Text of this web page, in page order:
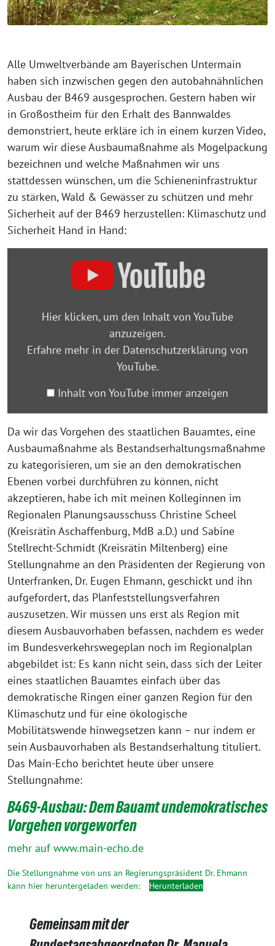
Alle Umweltverbände am Bayerischen Untermain
haben sich inzwischen gegen den autobahnähnlichen
Ausbau der B469 ausgesprochen. Gestern haben wir
in Großostheim für den Erhalt des Bannwaldes
demonstriert, heute erkläre ich in einem kurzen Video,
warum wir diese Ausbaumaßnahme als Mogelpackung
bezeichnen und welche Maßnahmen wir uns
stattdessen wünschen, um die Schieneninfrastruktur
zu stärken, Wald & Gewässer zu schützen und mehr
Sicherheit auf der B469 herzustellen: Klimaschutz und
Sicherheit Hand in Hand:
Wagener“
von
YouTube
anzeigen
Hier klicken, um den Inhalt von YouTube
anzuzeigen.
Erfahre mehr in der Datenschutzerklärung von
YouTube.
Inhalt von YouTube immer anzeigen
Da wir das Vorgehen des staatlichen Bauamtes, eine
Ausbaumaßnahme als Bestandserhaltungsmaßnahme
zu kategorisieren, um sie an den demokratischen
Ebenen vorbei durchführen zu können, nicht
akzeptieren, habe ich mit meinen Kolleginnen im
Regionalen Planungsausschuss Christine Scheel
(Kreisrätin Aschaffenburg, MdB a.D.) und Sabine
Stellrecht-Schmidt (Kreisrätin Miltenberg) eine
Stellungnahme an den Präsidenten der Regierung von
Unterfranken, Dr. Eugen Ehmann, geschickt und ihn
aufgefordert, das Planfeststellungsverfahren
auszusetzen. Wir müssen uns erst als Region mit
diesem Ausbauvorhaben befassen, nachdem es weder
im Bundesverkehrswegeplan noch im Regionalplan
abgebildet ist: Es kann nicht sein, dass sich der Leiter
eines staatlichen Bauamtes einfach über das
demokratische Ringen einer ganzen Region für den
Klimaschutz und für eine ökologische
Mobilitätswende hinwegsetzen kann – nur indem er
sein Ausbauvorhaben als Bestandserhaltung tituliert.
Das Main-Echo berichtet heute über unsere
Stellungnahme:
B469-Ausbau: Dem Bauamt undemokratisches
Vorgehen vorgeworfen
mehr auf www.main-echo.de
Die Stellungnahme von uns an Regierungspräsident Dr. Ehmann
kann hier heruntergeladen werden:
Herunterladen
Gemeinsam mit der